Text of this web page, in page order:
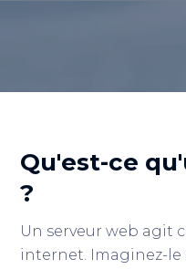
Qu'est-ce
?
Un serveur web agit
internet. Imaginez-le